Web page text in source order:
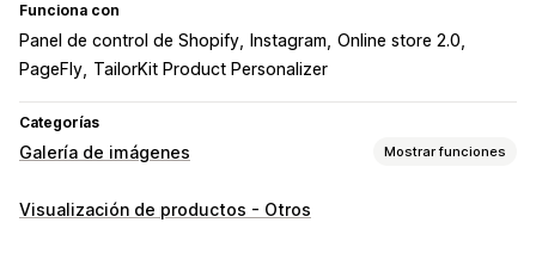
Funciona con
Panel de control de Shopify Instagram Online store 2.0
PageFly TailorKit Product Personalizer
Categorías
Galería de imágenes Mostrar funciones
Tipos de galerías
Visualización de productos - Otros